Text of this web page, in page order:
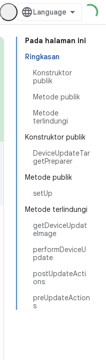
Pada halaman ini
Ringkasan
Konstruktor
publik
Metode publik
Metode
terlindungi
Konstruktor publik
DeviceUpdateTar
getPreparer
Metode publik
setUp
Metode terlindungi
getDeviceUpdat
eImage
performDeviceU
pdate
postUpdateActi
ons
preUpdateAction
s